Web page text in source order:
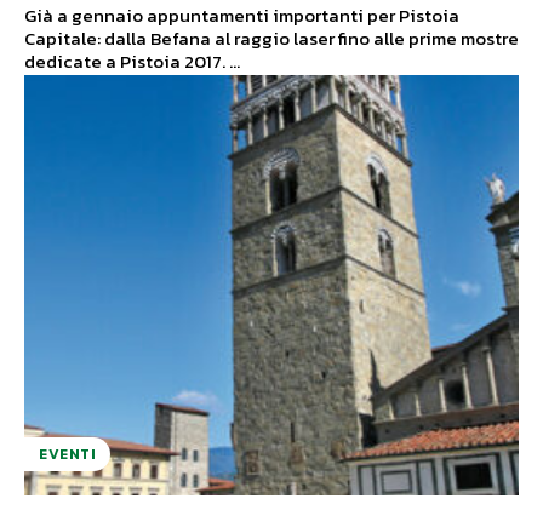
Già a gennaio appuntamenti importanti per Pistoia
Capitale: dalla Befana al raggio laser fino alle prime mostre
dedicate a Pistoia 2017. ...
EVENTI